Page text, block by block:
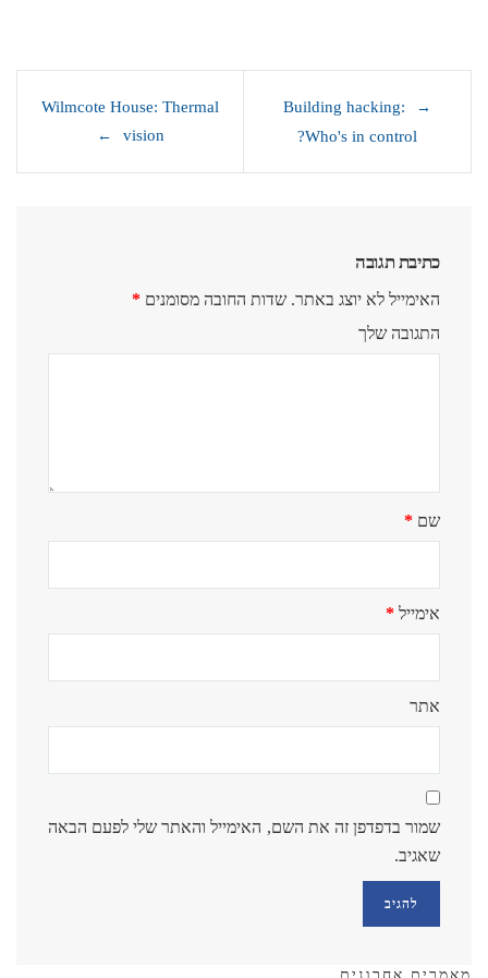
ניווט
Building hacking:
Who's in control?
Wilmcote House: Thermal
vision
כתיבת תגובה
האימייל לא יוצג באתר. שדות החובה מסומנים*
התגובה שלך
שם*
אימייל*
אתר
שמור בדפדפן זה את השם, האימייל והאתר שלי לפעם הבאה
שאגיב.